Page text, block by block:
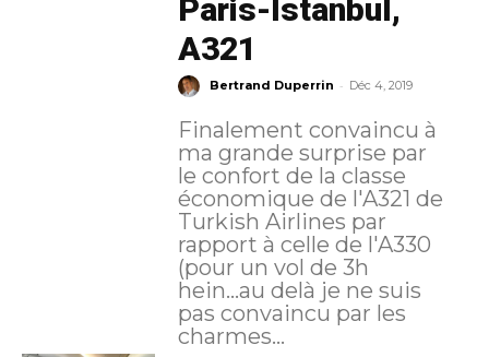
Paris-Istanbul,
A321
Bertrand Duperrin - Déc 4, 2019
Finalement convaincu à
ma grande surprise par
le confort de la classe
économique de l'A321 de
Turkish Airlines par
rapport à celle de l'A330
(pour un vol de 3h
hein...au delà je ne suis
pas convaincu par les
charmes...